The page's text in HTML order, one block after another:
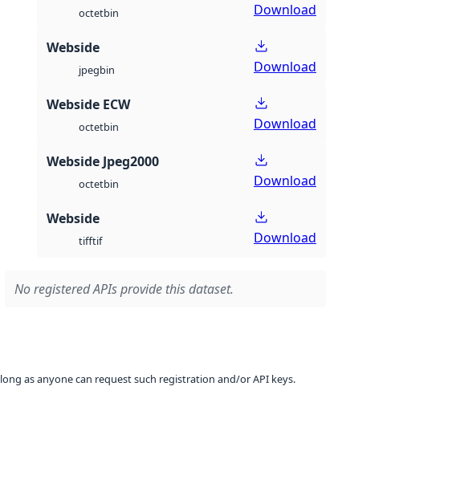
octetbin Download
Webside
jpegbin Download
Webside ECW
octetbin Download
Webside Jpeg2000
octetbin Download
Webside
tifftif Download
No registered APIs provide this dataset.
as anyone can request such registration and/or API keys.